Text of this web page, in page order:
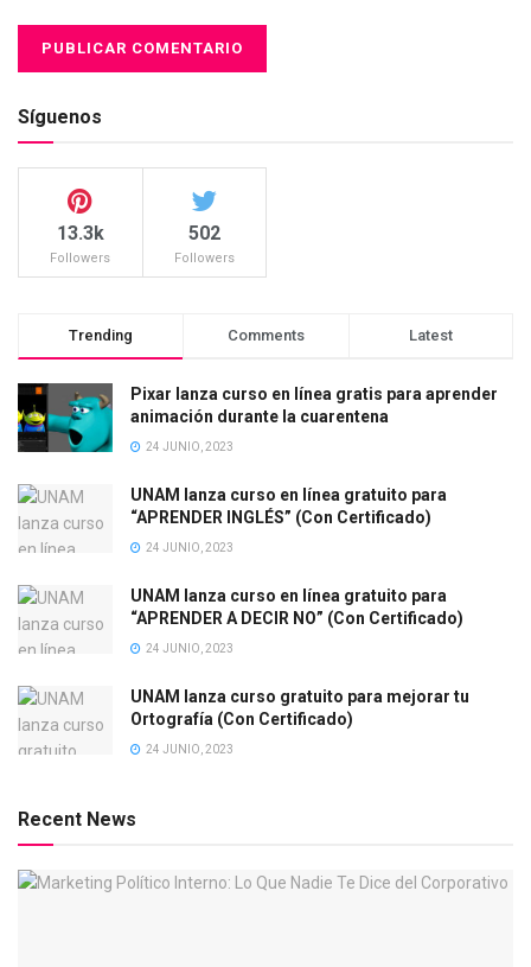
Síguenos
13.3k
Followers
502
Followers
Trending Comments Latest
Pixar lanza curso en línea gratis para aprender
animación durante la cuarentena
24 JUNIO, 2023
UNAM lanza curso en línea gratuito para
“APRENDER INGLÉS” (Con Certificado)
24 JUNIO, 2023
UNAM lanza curso en línea gratuito para
“APRENDER A DECIR NO” (Con Certificado)
24 JUNIO, 2023
UNAM lanza curso gratuito para mejorar tu
Ortografía (Con Certificado)
24 JUNIO, 2023
Recent News